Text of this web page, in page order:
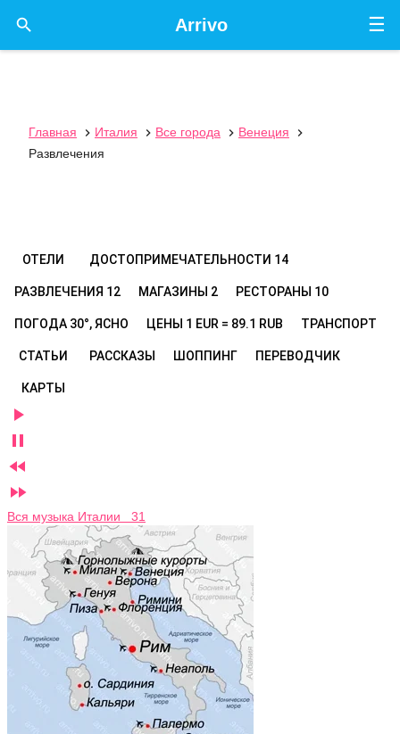
☰
Arrivo

Главная  Италия  Все города  Венеция

Развлечения
ОТЕЛИ ДОСТОПРИМЕЧАТЕЛЬНОСТИ 14
РАЗВЛЕЧЕНИЯ 12 МАГАЗИНЫ 2 РЕСТОРАНЫ 10
ПОГОДА 30°, ЯСНО ЦЕНЫ 1 EUR = 89.1 RUB ТРАНСПОРТ
СТАТЬИ РАССКАЗЫ ШОППИНГ ПЕРЕВОДЧИК
КАРТЫ




Вся музыка Италии 31